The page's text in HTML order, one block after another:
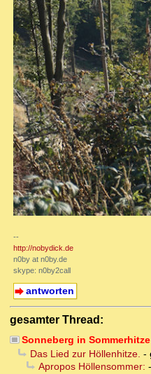
--
http://nobydick.de
n0by at n0by.de
skype: n0by2call
antworten
gesamter Thread:
Sonneberg in Sommerhitze
Das Lied zur Höllenhitze. -
Apropos Höllensommer: -